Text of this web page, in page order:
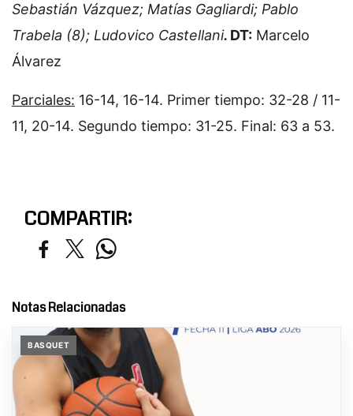
Sebastián Vázquez; Matías Gagliardi; Pablo
Trabela (8); Ludovico Castellani. DT: Marcelo
Álvarez
Parciales: 16-14, 16-14. Primer tiempo: 32-28 / 11-
11, 20-14. Segundo tiempo: 31-25. Final: 63 a 53.
COMPARTIR:
Notas Relacionadas
BASQUET